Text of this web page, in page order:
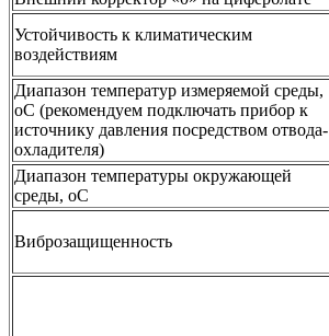
Устойчивость к климатическим
воздействиям
Диапазон температур измеряемой среды,
оС (рекомендуем подключать прибор к
источнику давления посредством отвода-
охладителя)
Диапазон температуры окружающей
среды, оС
Виброзащищенность